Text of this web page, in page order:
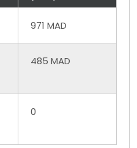
971 MAD
485 MAD
0